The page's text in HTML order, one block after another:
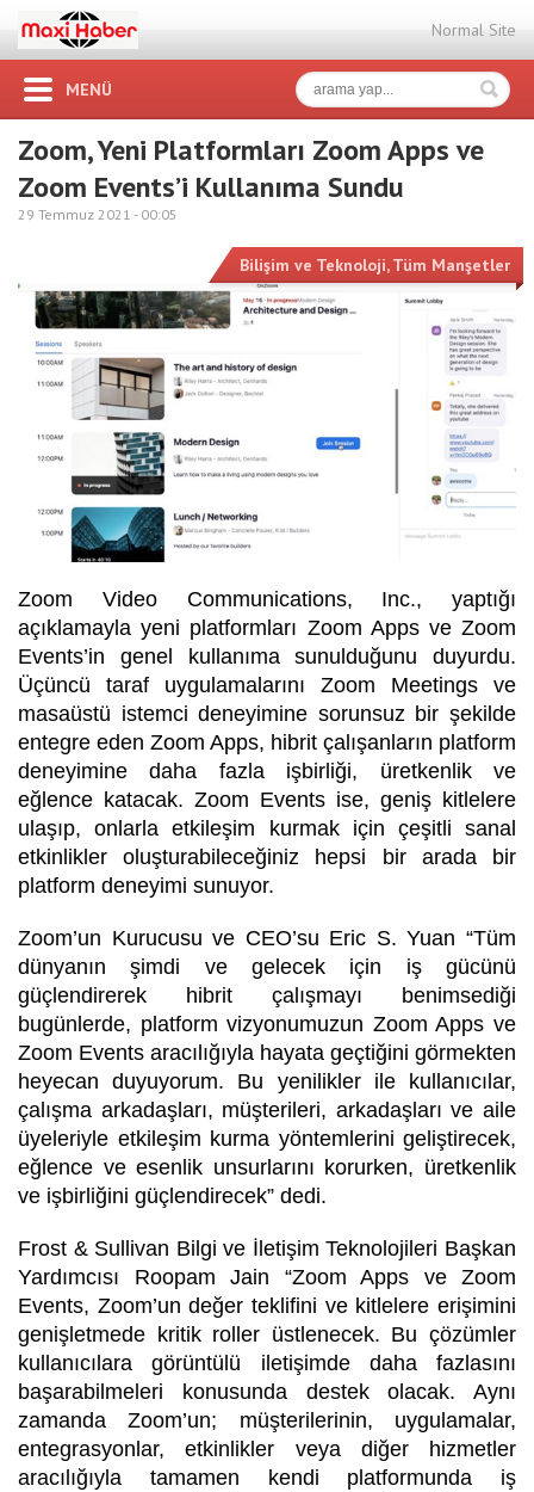
Normal Site
MENÜ
Zoom, Yeni Platformları Zoom Apps ve
Zoom Events’i Kullanıma Sundu
29 Temmuz 2021 - 00:05
Bilişim ve Teknoloji,Tüm Manşetler
Zoom Video Communications, Inc., yaptığı
açıklamayla yeni platformları Zoom Apps ve Zoom
Events’in genel kullanıma sunulduğunu duyurdu.
Üçüncü taraf uygulamalarını Zoom Meetings ve
masaüstü istemci deneyimine sorunsuz bir şekilde
entegre eden Zoom Apps, hibrit çalışanların platform
deneyimine daha fazla işbirliği, üretkenlik ve
eğlence katacak. Zoom Events ise, geniş kitlelere
ulaşıp, onlarla etkileşim kurmak için çeşitli sanal
etkinlikler oluşturabileceğiniz hepsi bir arada bir
platform deneyimi sunuyor.
Zoom’un Kurucusu ve CEO’su Eric S. Yuan “Tüm
dünyanın şimdi ve gelecek için iş gücünü
güçlendirerek hibrit çalışmayı benimsediği
bugünlerde, platform vizyonumuzun Zoom Apps ve
Zoom Events aracılığıyla hayata geçtiğini görmekten
heyecan duyuyorum. Bu yenilikler ile kullanıcılar,
çalışma arkadaşları, müşterileri, arkadaşları ve aile
üyeleriyle etkileşim kurma yöntemlerini geliştirecek,
eğlence ve esenlik unsurlarını korurken, üretkenlik
ve işbirliğini güçlendirecek” dedi.
Frost & Sullivan Bilgi ve İletişim Teknolojileri Başkan
Yardımcısı Roopam Jain “Zoom Apps ve Zoom
Events, Zoom’un değer teklifini ve kitlelere erişimini
genişletmede kritik roller üstlenecek. Bu çözümler
kullanıcılara görüntülü iletişimde daha fazlasını
başarabilmeleri konusunda destek olacak. Aynı
zamandaZoom’un; müşterilerinin, uygulamalar,
entegrasyonlar, etkinlikler veya diğer hizmetler
aracılığıyla tamamen kendi platformunda iş